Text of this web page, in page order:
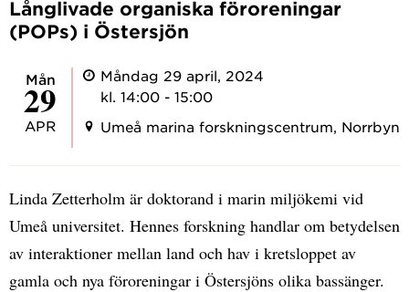
Långlivade organiska föroreningar
(POPs) i Östersjön
mån
29
APR
Måndag 29 april, 2024
kl. 14:00 - 15:00
Umeå marina forskningscentrum, Norrbyn
Linda Zetterholm är doktorand i marin miljökemi vid
Umeå universitet. Hennes forskning handlar om betydelsen
av interaktioner mellan land och hav i kretsloppet av
gamla och nya föroreningar i Östersjöns olika bassänger.